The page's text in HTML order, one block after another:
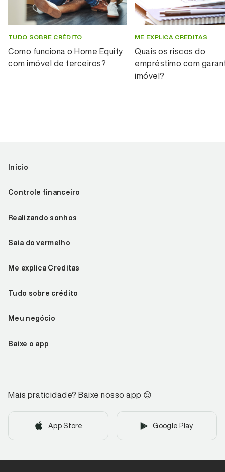
TUDO SOBRE CRÉDITO
Como funciona o Home Equity
com imóvel de terceiros?
ME EXPLICA CREDITAS
Quais os riscos do
empréstimo com
imóvel?
Início
Controle financeiro
Realizando sonhos
Saia do vermelho
Me explica Creditas
Tudo sobre crédito
Meu negócio
Baixe o app
Mais praticidade? Baixe nosso app 😌
App Store Google Play